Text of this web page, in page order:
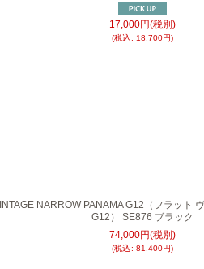
17,000円(税別)
(税込: 18,700円)
NARROW PANAMA G12（フラット
G12） SE876 ブラック
74,000円(税別)
(税込: 81,400円)